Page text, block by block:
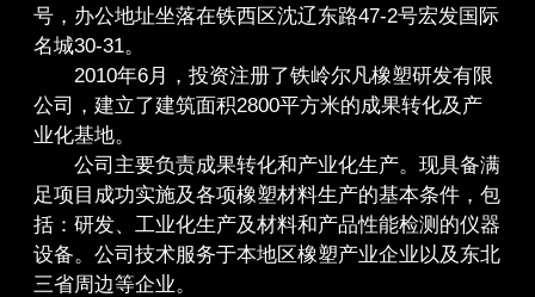
号，办公地址坐落在铁西区沈辽东路47-2号宏发国际
名城30-31。
2010年6月，投资注册了铁岭尔凡橡塑研发有限
公司，建立了建筑面积2800平方米的成果转化及产
业化基地。
公司主要负责成果转化和产业化生产。现具备满
足项目成功实施及各项橡塑材料生产的基本条件，包
括：研发、工业化生产及材料和产品性能检测的仪器
设备。公司技术服务于本地区橡塑产业企业以及东北
三省周边等企业。